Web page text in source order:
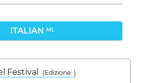
ITALIAN ML
Festival
( Edizione: )